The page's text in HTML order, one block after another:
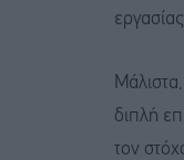
διπλή
τον